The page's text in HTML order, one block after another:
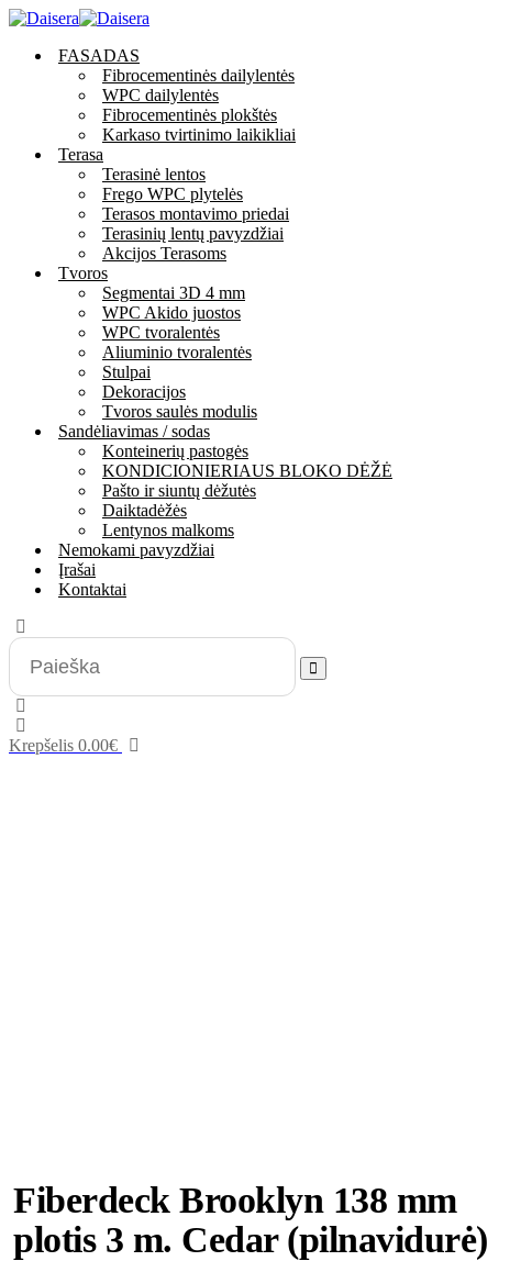
FASADAS
Fibrocementinės dailylentės
WPC dailylentės
Fibrocementinės plokštės
Karkaso tvirtinimo laikikliai
Terasa
Terasinė lentos
Frego WPC plytelės
Terasos montavimo priedai
Terasinių lentų pavyzdžiai
Akcijos Terasoms
Tvoros
Segmentai 3D 4 mm
WPC Akido juostos
WPC tvoralentės
Aliuminio tvoralentės
Stulpai
Dekoracijos
Tvoros saulės modulis
Sandėliavimas / sodas
Konteinerių pastogės
KONDICIONIERIAUS BLOKO DĖŽĖ
Pašto ir siuntų dėžutės
Daiktadėžės
Lentynos malkoms
Nemokami pavyzdžiai
Įrašai
Kontaktai
Krepšelis 0.00€
Fiberdeck Brooklyn 138 mm
plotis 3 m. Cedar (pilnavidurė)